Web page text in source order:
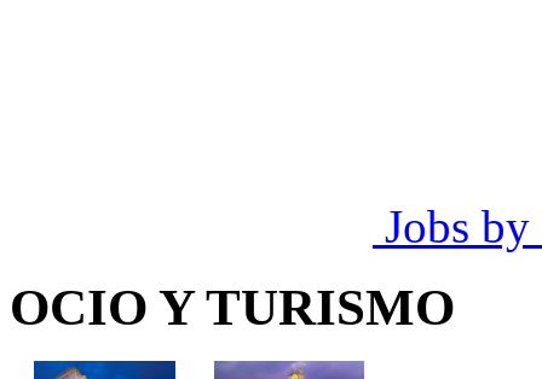
Jobs by
OCIO Y TURISMO